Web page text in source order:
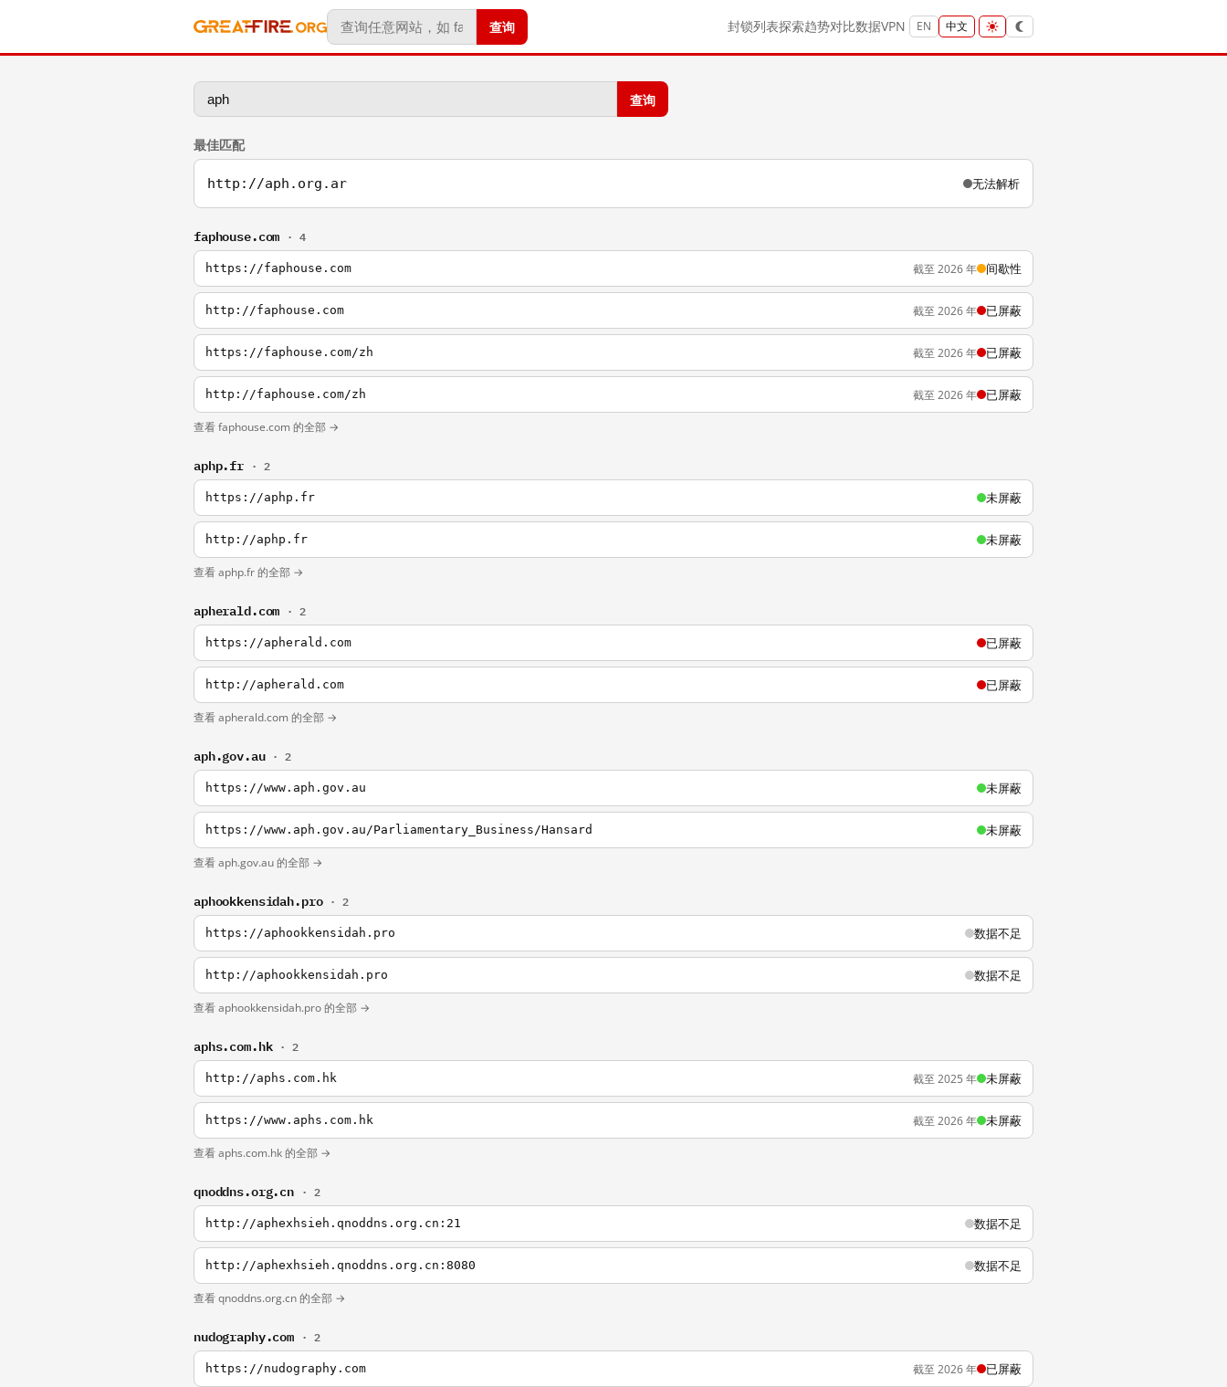
查询 封锁列表探索趋势对比数据VPN EN 中文
查询
最佳匹配
http://aph.org.ar 无法解析
faphouse.com · 4
https://faphouse.com 截至 2026 年 间歇性
http://faphouse.com 截至 2026 年 已屏蔽
https://faphouse.com/zh 截至 2026 年 已屏蔽
http://faphouse.com/zh 截至 2026 年 已屏蔽
查看 faphouse.com 的全部 →
aphp.fr · 2
https://aphp.fr 未屏蔽
http://aphp.fr 未屏蔽
查看 aphp.fr 的全部 →
apherald.com · 2
https://apherald.com 已屏蔽
http://apherald.com 已屏蔽
查看 apherald.com 的全部 →
aph.gov.au · 2
https://www.aph.gov.au 未屏蔽
https://www.aph.gov.au/Parliamentary_Business/Hansard 未屏蔽
查看 aph.gov.au 的全部 →
aphookkensidah.pro · 2
https://aphookkensidah.pro 数据不足
http://aphookkensidah.pro 数据不足
查看 aphookkensidah.pro 的全部 →
aphs.com.hk · 2
http://aphs.com.hk 截至 2025 年 未屏蔽
https://www.aphs.com.hk 截至 2026 年 未屏蔽
查看 aphs.com.hk 的全部 →
qnoddns.org.cn · 2
http://aphexhsieh.qnoddns.org.cn:21 数据不足
http://aphexhsieh.qnoddns.org.cn:8080 数据不足
查看 qnoddns.org.cn 的全部 →
nudography.com · 2
https://nudography.com 截至 2026 年 已屏蔽